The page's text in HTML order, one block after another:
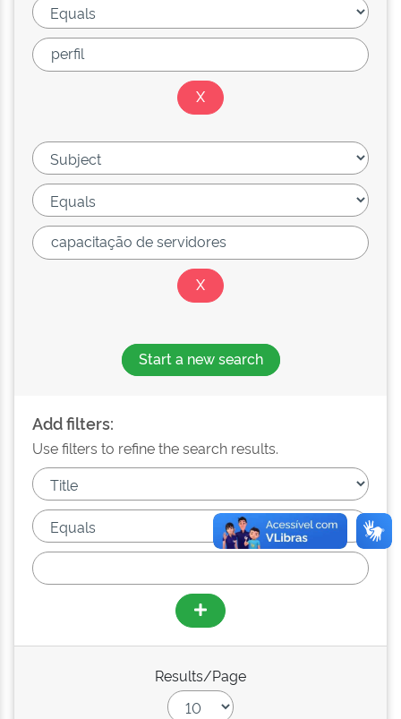
Start a new search
Add filters:
Use filters to refine the search results.
Results/Page